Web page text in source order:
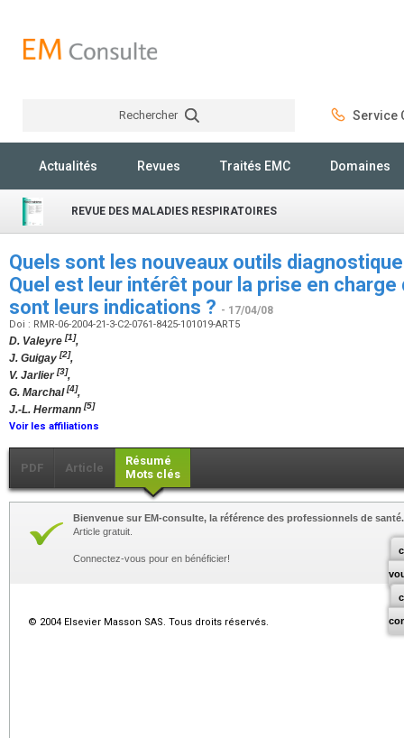
Rechercher Service
Actualités Revues Traités EMC Domaines
REVUE DES MALADIES RESPIRATOIRES
Quels sont les nouveaux outils
Quel est leur intérêt pour la prise en charge
sont leurs indications ? - 17/04/08
Doi : RMR-06-2004-21-3-C2-0761-8425-101019-ART5
D. Valeyre [1],
J. Guigay [2],
V. Jarlier[3],
G. Marchal[4],
J.-L. Hermann [5]
Voir les affiliations
PDF Article
Résumé
Mots clés
Bienvenue sur EM-consulte, la référence des professionnels de santé.
Article gratuit.
Connectez-vous pour en bénéficier!
© 2004 Elsevier Masson SAS. Tous droits réservés.